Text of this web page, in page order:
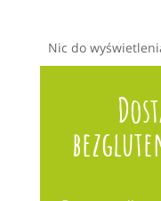
Nic do